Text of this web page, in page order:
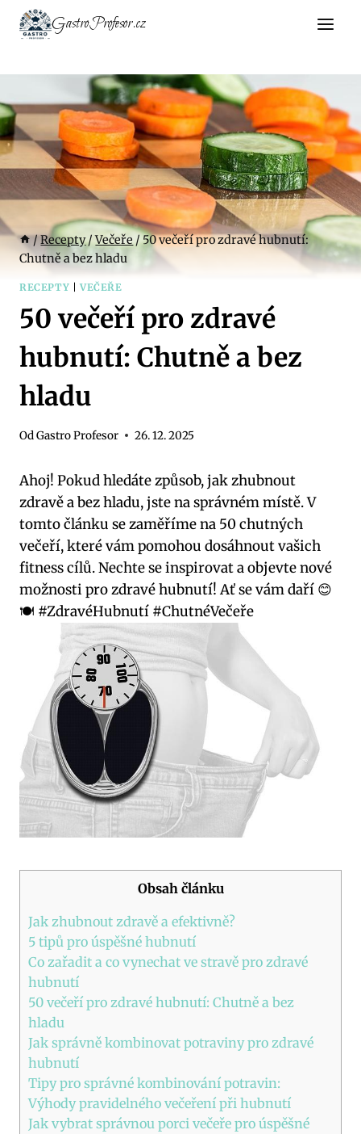
Přeskočit
GastroProfesor.cz
/Recepty/ Večeře / 50 večeří pro zdravé hubnutí:
Chutně a bez hladu
RECEPTY |VEČEŘE
50 večeří pro zdravé
hubnutí: Chutně a bez
hladu
OdGastro Profesor 26. 12. 2025
Ahoj! Pokud hledáte způsob, jak zhubnout
zdravě a bez hladu, jste na správném místě. V
tomto článku se zaměříme na 50 chutných
večeří, které vám pomohou dosáhnout vašich
fitness cílů. Nechte se inspirovat a objevte nové
možnosti pro zdravé hubnutí! Ať se vám daří 😊
🍽️ #ZdravéHubnutí #ChutnéVečeře
Obsah článku
Jak zhubnout zdravě a efektivně?
5 tipů pro úspěšné hubnutí
Co zařadit a co vynechat ve stravě pro zdravé
hubnutí
50 večeří pro zdravé hubnutí: Chutně a bez
hladu
Jak správně kombinovat potraviny pro zdravé
hubnutí
Tipy pro správné kombinování potravin:
Výhody pravidelného večeření při hubnutí
Jak vybrat správnou porci večeře pro úspěšné